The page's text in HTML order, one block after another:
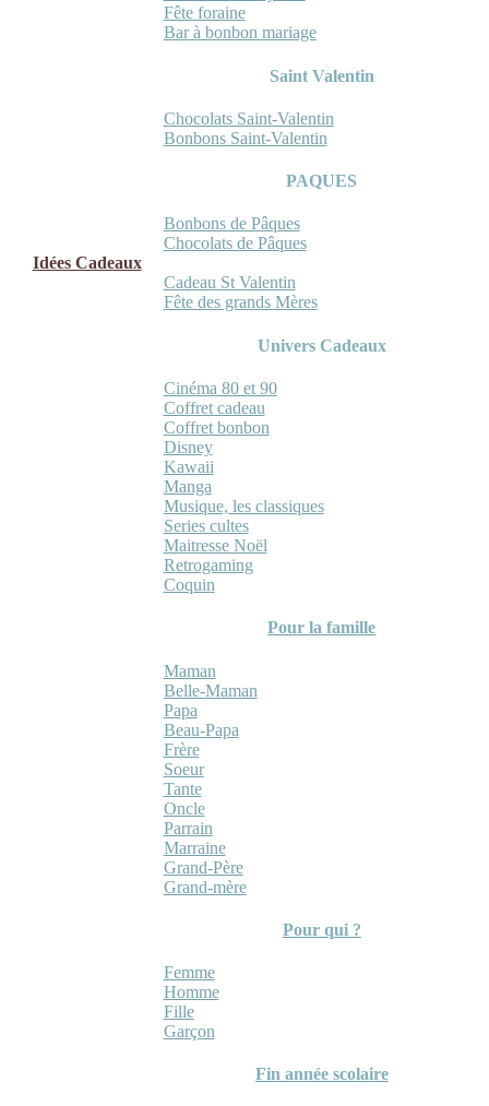
Fête foraine
Bar à bonbon mariage
Saint Valentin
Chocolats Saint-Valentin
Bonbons Saint-Valentin
PAQUES
Bonbons de Pâques
Chocolats de Pâques
Idées Cadeaux
Cadeau St Valentin
Fête des grands Mères
Univers Cadeaux
Cinéma 80 et 90
Coffret cadeau
Coffret bonbon
Disney
Kawaii
Manga
Musique, les classiques
Series cultes
Maitresse Noël
Retrogaming
Coquin
Pour la famille
Maman
Belle-Maman
Papa
Beau-Papa
Frère
Soeur
Tante
Oncle
Parrain
Marraine
Grand-Père
Grand-mère
Pour qui ?
Femme
Homme
Fille
Garçon
Fin année scolaire